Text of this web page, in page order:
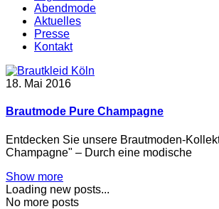
Abendmode
Aktuelles
Presse
Kontakt
18. Mai 2016
Brautmode Pure Champagne
Entdecken Sie unsere Brautmoden-
Champagne" – Durch eine modische
Show more
Loading new posts...
No more posts